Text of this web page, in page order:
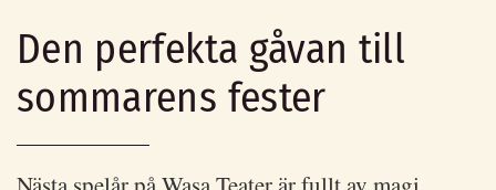
Den perfekta gåvan till
sommarens fester